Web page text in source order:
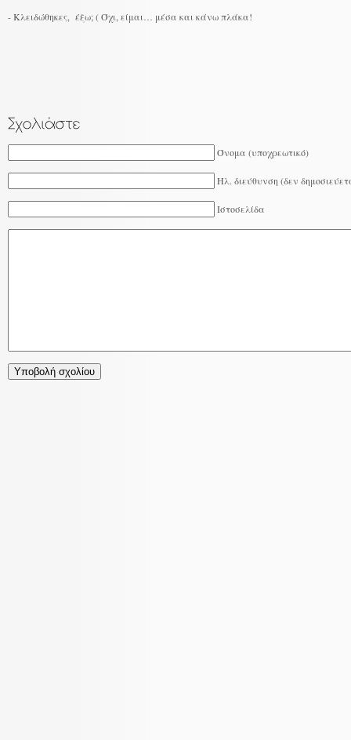
- Κλειδώθηκες, έξω; ( Όχι, είμαι… μέσα και κάνω πλάκα!
Όνομα (υποχρεωτικό)
Ηλ. διεύθυνση (δεν
Ιστοσελίδα